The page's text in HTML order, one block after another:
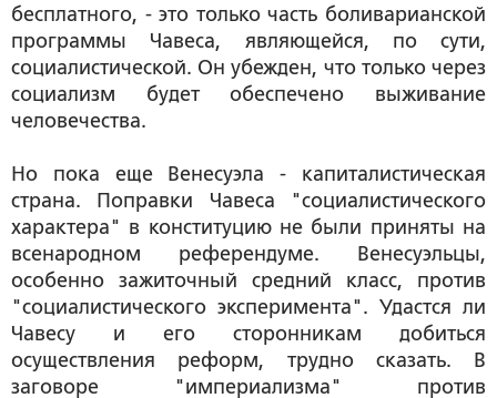
бесплатного, - это только часть боливарианской
программы Чавеса, являющейся, по сути,
социалистической. Он убежден, что только через
социализм будет обеспечено выживание
человечества.
Но пока еще Венесуэла - капиталистическая
страна. Поправки Чавеса "социалистического
характера" в конституцию не были приняты на
всенародном референдуме. Венесуэльцы,
особенно зажиточный средний класс, против
"социалистического эксперимента". Удастся ли
Чавесу и его сторонникам добиться
осуществления реформ, трудно сказать. В
заговоре "империализма" против